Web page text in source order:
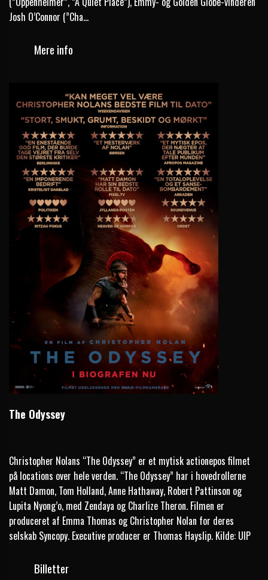
Josh O’Connor (”Cha...
Mere info
The Odyssey
Christopher Nolans “The Odyssey” er et mytisk actionepos filmet
på locations over hele verden. “The Odyssey” har i hovedrollerne
Matt Damon, Tom Holland, Anne Hathaway, Robert Pattinson og
Lupita Nyong’o, med Zendaya og Charlize Theron. Filmen er
produceret af Emma Thomas og Christopher Nolan for deres
selskab Syncopy. Executive producer er Thomas Hayslip. Kilde: UIP
Billetter